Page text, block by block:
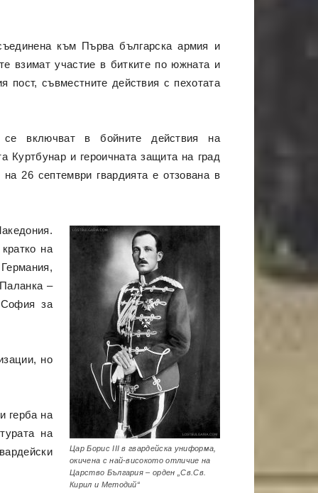
към Първа българска армия и
взимат участие в битките по южната и
пост, съвместните действия с пехотата
се включват в бойните действия на
Куртбунар и героичната защита на град
26 септември гвардията е отзована в
Цар Борис III в гвардейска униформа,
окичена с най-високото отличие на
Царство България – орден „Св.Св.
Кирил и Методий“
на
–
София за
но
герба на
на